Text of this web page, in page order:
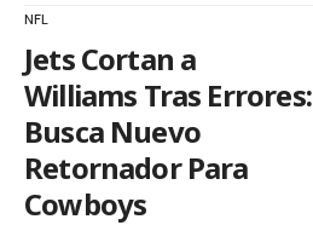
NFL
Jets Cortan a
Williams Tras Errores:
Busca Nuevo
Retornador Para
Cowboys